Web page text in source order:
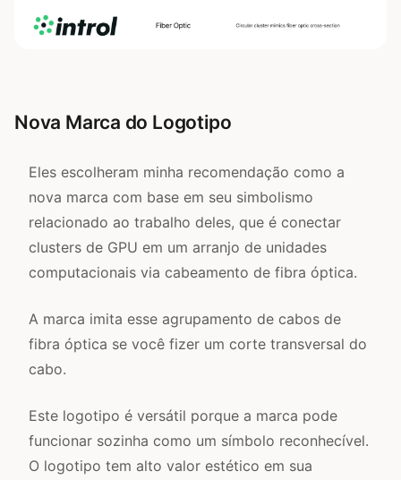
Nova Marca do Logotipo
Eles escolheram minha recomendação como a
nova marca com base em seu simbolismo
relacionado ao trabalho deles, que é conectar
clusters de GPU em um arranjo de unidades
computacionais via cabeamento de fibra óptica.
A marca imita esse agrupamento de cabos de
fibra óptica se você fizer um corte transversal do
cabo.
Este logotipo é versátil porque a marca pode
funcionar sozinha como um símbolo reconhecível.
O logotipo tem alto valor estético em sua